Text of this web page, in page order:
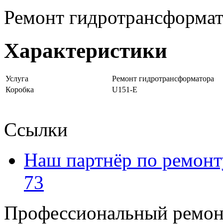
Ремонт
Характеристики
Услуга
Ремонт гидротрансформатора
Коробка
U151-E
Ссылки
Наш партнёр по
73
Профессиональный